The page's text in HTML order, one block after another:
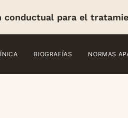
conductual para el
BIOGRAFÍAS NORMAS